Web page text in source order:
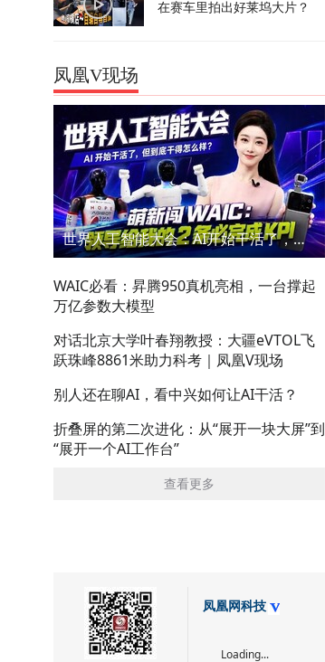
在赛车里拍出好莱坞大片？
凤凰V现场
世界人工智能大会：AI开始干活了，但到底干的怎么样？萌新闯WAIC
WAIC必看：昇腾950真机亮相，一台撑起
万亿参数大模型
对话北京大学叶春翔教授：大疆eVTOL飞
跃珠峰8861米助力科考｜凤凰V现场
别人还在聊AI，看中兴如何让AI干活？
折叠屏的第二次进化：从“展开一块大屏”到
“展开一个AI工作台”
查看更多
凤凰网科技
Loading...